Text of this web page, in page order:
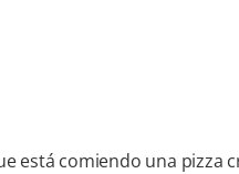
está comiendo una pizza